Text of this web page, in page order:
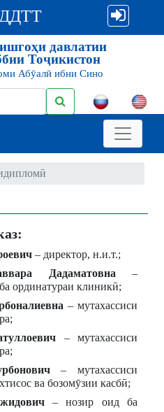
ДДТТ
давлатии
Тоҷикистон
Абӯалӣ ибни Сино
– директор, н.и.т.;
Дадаматовна –
ординатураи клиникӣ;
– мутахассиси
– мутахассиси
– мутахассиси
ва бозомӯзии касбӣ;
– нозир оид ба